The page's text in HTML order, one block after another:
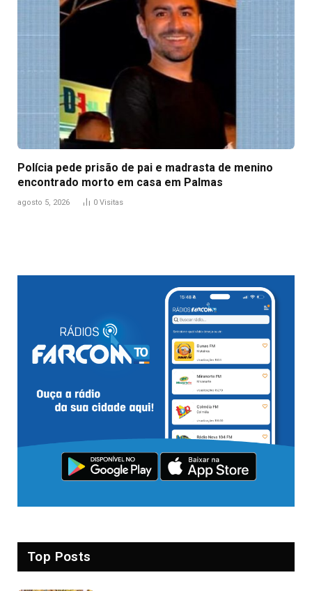
Polícia pede prisão de pai e madrasta de menino
encontrado morto em casa em Palmas
agosto 5, 2026 0 Visitas
Top Posts